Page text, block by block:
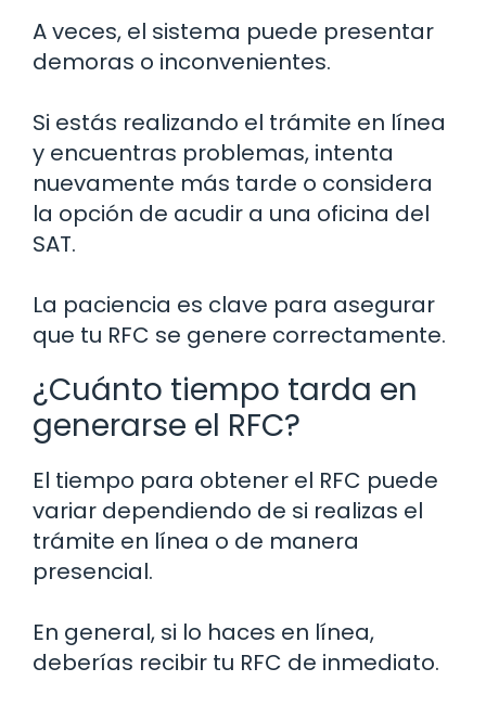
A veces, el sistema puede presentar
demoras o inconvenientes.
Si estás realizando el trámite en línea
y encuentras problemas, intenta
nuevamente más tarde o considera
la opción de acudir a una oficina del
SAT.
La paciencia es clave para asegurar
que tu RFC se genere correctamente.
¿Cuánto tiempo tarda en
generarse el RFC?
El tiempo para obtener el RFC puede
variar dependiendo de si realizas el
trámite en línea o de manera
presencial.
En general, si lo haces en línea,
deberías recibir tu RFC de inmediato.